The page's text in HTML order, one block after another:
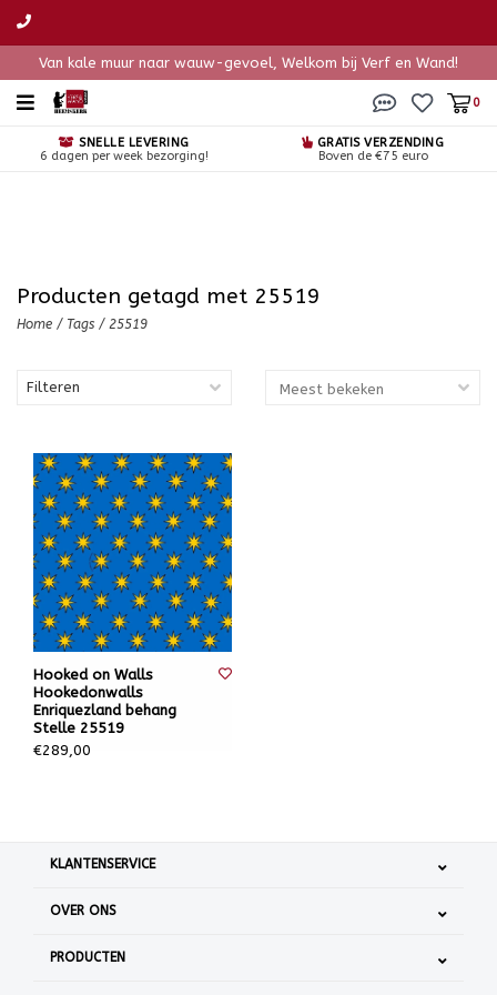
Van kale muur naar wauw-gevoel, Welkom bij Verf en Wand!
0
SNELLE LEVERING
6 dagen per week bezorging!
GRATIS VERZENDING
Boven de €75 euro
Producten getagd met 25519
Home / Tags / 25519
Filteren
Hooked on Walls
Hookedonwalls
Enriquezland behang
Stelle 25519
€289,00
KLANTENSERVICE
OVER ONS
PRODUCTEN